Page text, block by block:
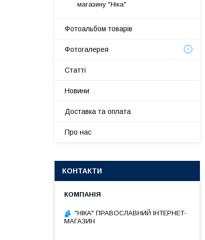
магазину "Ніка"
Фотоальбом товарів
Фотогалерея
Статті
Новини
Доставка та оплата
Про нас
КОНТАКТИ
"НІКА" ПРАВОСЛАВНИЙ ІНТЕРНЕТ-
МАГАЗИН